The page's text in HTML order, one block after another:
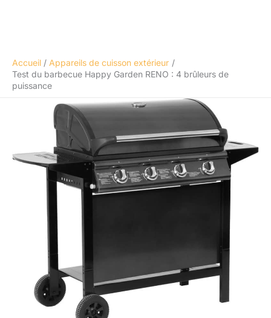
Accueil
Appareils de cuisson extérieur
Test du barbecue Happy Garden RENO : 4 brûleurs de
puissance